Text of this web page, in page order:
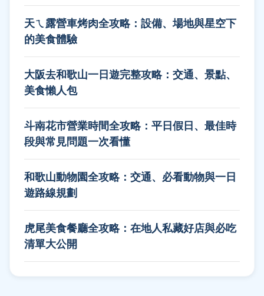
天ㄟ露營車烤肉全攻略：設備、場地與星空下
的美食體驗
大阪去和歌山一日遊完整攻略：交通、景點、
美食懶人包
斗南花市營業時間全攻略：平日假日、最佳時
段與常見問題一次看懂
和歌山動物園全攻略：交通、必看動物與一日
遊路線規劃
虎尾美食餐廳全攻略：在地人私藏好店與必吃
清單大公開